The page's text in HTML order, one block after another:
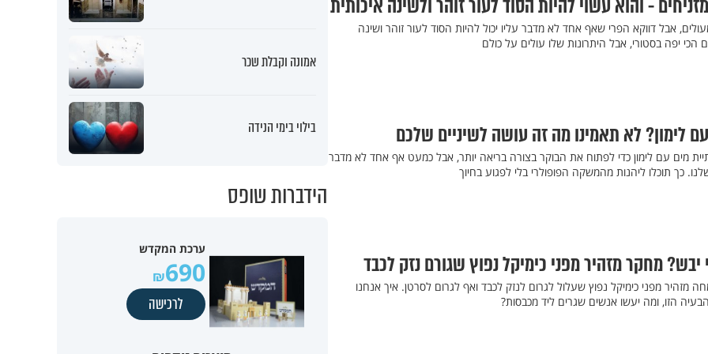
- והוא עשוי להיות הסוד לעור זוהר ולשינה איכותית
אבל דווקא הפרי שאף אחד לא מדבר עליו יכול להיות הסוד לעור זוהר ושינה
יפה בסטורי, אבל היתרונות שלו עולים על כולם
לימון? לא תאמינו מה זה עושה לשיניים שלכם
מים עם לימון כדי לפתוח את הבוקר בצורה בריאה יותר, אבל כמעט אף אחד לא מדבר
כך תוכלו ליהנות מהמשקה הפופולרי בלי לפגוע בחיוך
יבש? מחקר מזהיר מפני כימיקל נפוץ שגורם נזק לכבד
מזהיר מפני כימיקל נפוץ שעלול לגרום לנזק לכבד ואף לגרום לסרטן. איך אנחנו
הזו, ומה יעשו אנשים שגרים ליד מכבסות?
אמונה וקבלת שכר
בילוי בימי הנידה
הידברות שופס
ערכת המקדש
690
לרכישה